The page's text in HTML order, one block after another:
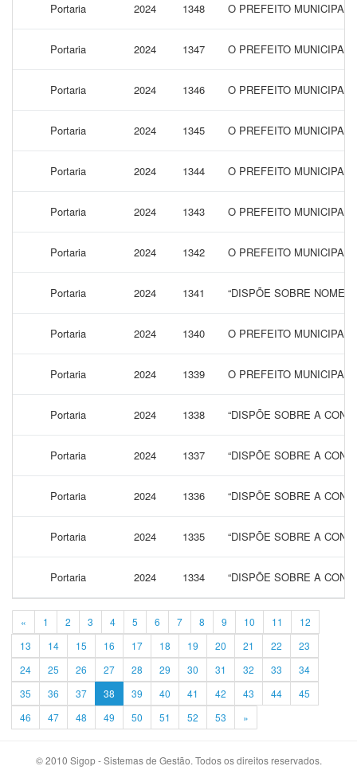
Portaria 2024 1348 O PREFEITO MUNICIPAL
Portaria 2024 1347 O PREFEITO MUNICIPAL
Portaria 2024 1346 O PREFEITO MUNICIPAL
Portaria 2024 1345 O PREFEITO MUNICIPAL
Portaria 2024 1344 O PREFEITO MUNICIPAL
Portaria 2024 1343 O PREFEITO MUNICIPAL
Portaria 2024 1342 O PREFEITO MUNICIPAL
Portaria 2024 1341 “DISPÕE SOBRE
Portaria 2024 1340 O PREFEITO MUNICIPAL
Portaria 2024 1339 O PREFEITO MUNICIPAL
Portaria 2024 1338 “DISPÕE SOBRE A
Portaria 2024 1337 “DISPÕE SOBRE A
Portaria 2024 1336 “DISPÕE SOBRE A
Portaria 2024 1335 “DISPÕE SOBRE A
Portaria 2024 1334 “DISPÕE SOBRE A
« 1 2 3 4 5 6 7 8 9 10 11
12
13
14 15 16 17 18 19 20 21 22
23
24
25 26 27 28 29 30 31 32 33
34
35
36 37 38 39 40 41 42 43 44
45
46
47 48 49 50 51 52 53 »
© 2010 Sigop - Sistemas de Gestão. Todos os direitos reservados.